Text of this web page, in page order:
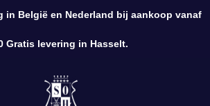
België en Nederland bij aankoop vanaf
Gratis levering in Hasselt.